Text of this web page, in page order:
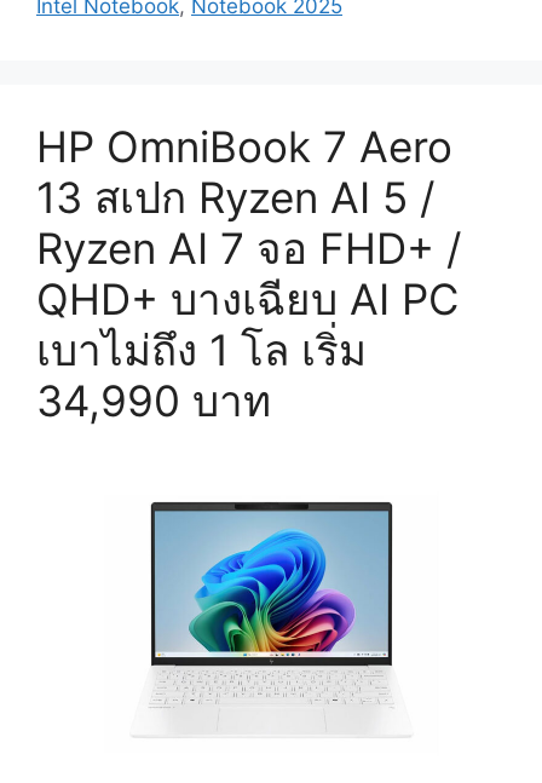
Intel Notebook, Notebook 2025
HP OmniBook 7 Aero
13 สเปก Ryzen AI 5 /
Ryzen AI 7 จอ FHD+ /
QHD+ บางเฉียบ AI PC
เบาไม่ถึง 1 โล เริ่ม
34,990 บาท